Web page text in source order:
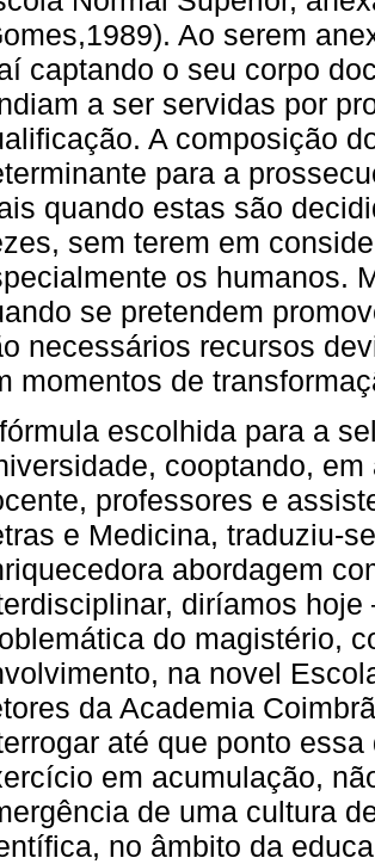
Ao serem
captando o seu corpo
a ser servidas por
A composição
para a
quando estas são
sem terem em
os humanos.
se pretendem
necessários recursos
momentos de
escolhida para a
cooptando,
professores e
e Medicina, traduziu-
abordagem
diríamos
do magistério,
na novel
da Academia
até que ponto
em acumulação,
de uma cultura
no âmbito da